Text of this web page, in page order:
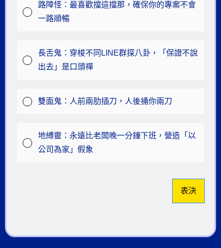
路障怪：最喜歡擋這擋那，確保你的專案不會
一路順暢​
長舌鬼​：穿梭不同LINE群探八卦，「保證不說
出去」是口頭禪​
雙面鬼：人前兩肋插刀，人後捅你兩刀​
地縛靈：永遠比老闆晚一分鐘下班，營造「以
公司為家」假象​
表決